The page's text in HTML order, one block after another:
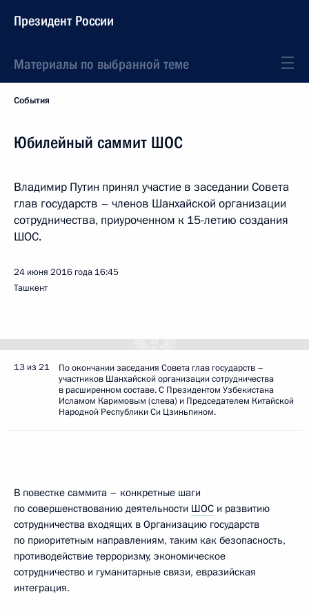
Президент России
Материалы по выбранной теме
События
Юбилейный саммит ШОС
Владимир Путин принял участие в заседании Совета
глав государств – членов Шанхайской организации
сотрудничества, приуроченном к 15-летию создания
ШОС.
24 июня 2016 года 16:45
Ташкент
13 из 21
По окончании заседания Совета глав государств –
участников Шанхайской организации сотрудничества
в расширенном составе. С Президентом Узбекистана
Исламом Каримовым (слева) и Председателем Китайской
Народной Республики Си Цзиньпином.
В повестке саммита – конкретные шаги
по совершенствованию деятельности ШОС и развитию
сотрудничества входящих в Организацию государств
по приоритетным направлениям, таким как безопасность,
противодействие терроризму, экономическое
сотрудничество и гуманитарные связи, евразийская
интеграция.